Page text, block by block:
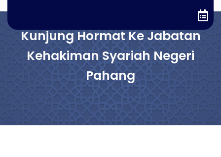
Kunjung Hormat Ke Jabatan
Kehakiman Syariah Negeri
Pahang